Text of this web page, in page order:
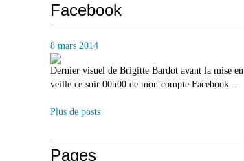
Facebook
8 mars 2014
Dernier visuel de Brigitte Bardot avant la mise en
veille ce soir 00h00 de mon compte Facebook...
Plus de posts
Pages